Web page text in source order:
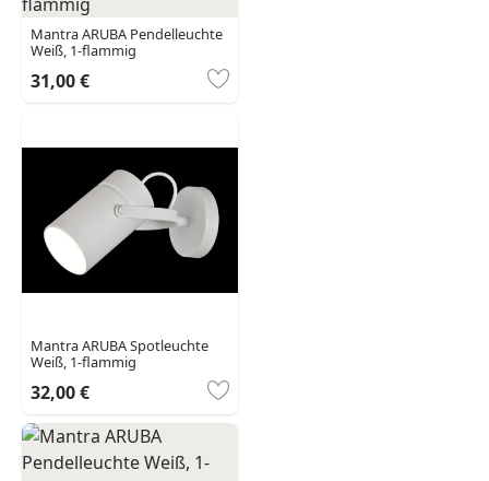
Mantra ARUBA Pendelleuchte
Weiß, 1-flammig
31,00 €
Mantra ARUBA Spotleuchte
Weiß, 1-flammig
32,00 €